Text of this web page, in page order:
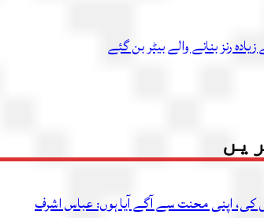
رنز بنانے والے بیٹر بن گئے
کی، اپنی محنت سے آگے آیا ہوں: عباس اشرف